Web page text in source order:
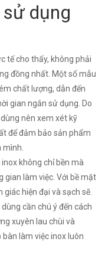
dụng
tế cho thấy, không phải
đồng nhất. Một số mẫu
chất lượng, dẫn đến
gian ngắn sử dụng. Do
nên xem xét kỹ
để đảm bảo sản phẩm
không chỉ bền mà
gian làm việc. Với bề mặt
hiện đại và sạch sẽ.
cần chú ý đến cách
xuyên lau chùi và
làm việc inox luôn